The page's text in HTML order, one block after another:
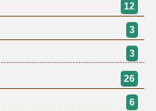
12
3
3
26
6